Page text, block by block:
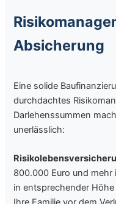
Absicherung
Eine solide
durchdachtes
Darlehenssummen
unerlässlich:
800.000 Euro und mehr
in entsprechender